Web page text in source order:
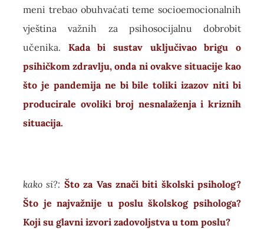
meni trebao obuhvaćati teme socioemocionalnih
vještina važnih za psihosocijalnu dobrobit
učenika. Kada bi sustav uključivao brigu o
psihičkom zdravlju, onda ni ovakve situacije kao
što je pandemija ne bi bile toliki izazov niti bi
producirale ovoliki broj nesnalaženja i kriznih
situacija.
kako si?: Što za Vas znači biti školski psiholog?
Što je najvažnije u poslu školskog psihologa?
Koji su glavni izvori zadovoljstva u tom poslu?